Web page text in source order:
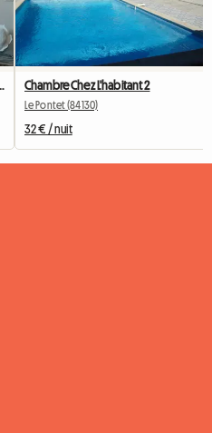
Chambre Chez L'habitant 2
Le Pontet (84130)
32 € / nuit